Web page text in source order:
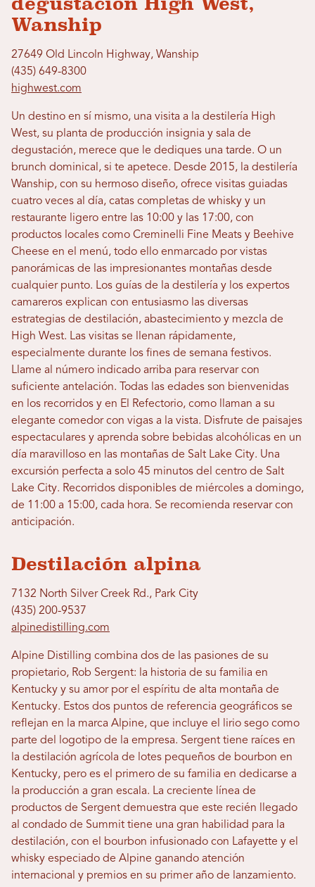
Wanship
27649 Old Lincoln Highway, Wanship
(435) 649-8300
highwest.com
Un destino en sí mismo, una visita a la destilería High
West, su planta de producción insignia y sala de
degustación, merece que le dediques una tarde. O un
brunch dominical, si te apetece. Desde 2015, la destilería
Wanship, con su hermoso diseño, ofrece visitas guiadas
cuatro veces al día, catas completas de whisky y un
restaurante ligero entre las 10:00 y las 17:00, con
productos locales como Creminelli Fine Meats y Beehive
Cheese en el menú, todo ello enmarcado por vistas
panorámicas de las impresionantes montañas desde
cualquier punto. Los guías de la destilería y los expertos
camareros explican con entusiasmo las diversas
estrategias de destilación, abastecimiento y mezcla de
High West. Las visitas se llenan rápidamente,
especialmente durante los fines de semana festivos.
Llame al número indicado arriba para reservar con
suficiente antelación. Todas las edades son bienvenidas
en los recorridos y en El Refectorio, como llaman a su
elegante comedor con vigas a la vista. Disfrute de paisajes
espectaculares y aprenda sobre bebidas alcohólicas en un
día maravilloso en las montañas de Salt Lake City. Una
excursión perfecta a solo 45 minutos del centro de Salt
Lake City. Recorridos disponibles de miércoles a domingo,
de 11:00 a 15:00, cada hora. Se recomienda reservar con
anticipación.
Destilación alpina
7132 North Silver Creek Rd., Park City
(435) 200-9537
alpinedistilling.com
Alpine Distilling combina dos de las pasiones de su
propietario, Rob Sergent: la historia de su familia en
Kentucky y su amor por el espíritu de alta montaña de
Kentucky. Estos dos puntos de referencia geográficos se
reflejan en la marca Alpine, que incluye el lirio sego como
parte del logotipo de la empresa. Sergent tiene raíces en
la destilación agrícola de lotes pequeños de bourbon en
Kentucky, pero es el primero de su familia en dedicarse a
la producción a gran escala. La creciente línea de
productos de Sergent demuestra que este recién llegado
al condado de Summit tiene una gran habilidad para la
destilación, con el bourbon infusionado con Lafayette y el
whisky especiado de Alpine ganando atención
internacional y premios en su primer año de lanzamiento.